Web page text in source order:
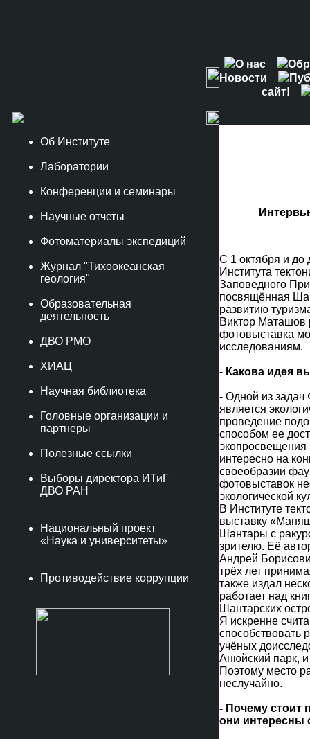
О нас
Новости
сайт!
Об Институте
Лаборатории
Конференции и семинары
Научные отчеты
Фотоматериалы экспедиций
Журнал "Тихоокеанская
геология"
Образовательная
деятельность
ДВО РМО
ХИАЦ
Научная библиотека
Головные организации и
партнеры
Полезные ссылки
Выборы директора ИТиГ
ДВО РАН
Национальный проект
«Наука и университеты»
Противодействие коррупции
С 1 октября и до
Института
Заповедного
посвящённая
развитию
Виктор Маташов
фотовыставка
исследованиям.
- Какова идея
- Одной из
является
проведение
способом ее
экопросвещения
интересно на
своеобразии
фотовыставок
экологической
В Институте
выставку
Шантары с
зрителю. Её
Андрей
трёх лет
также издал
работает над
Шантарских
Я искренне
способствовать
учёных
Анюйский парк,
Поэтому место
неслучайно.
- Почему стоит
они интересны